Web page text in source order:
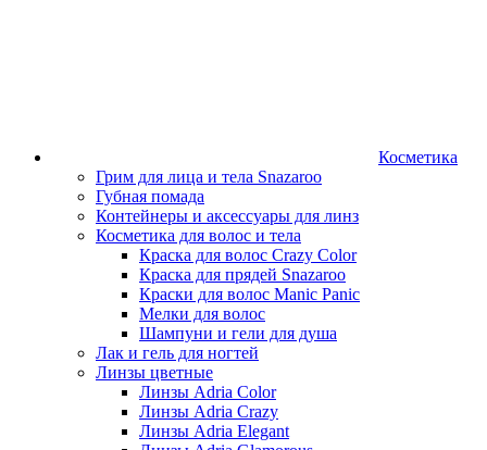
Косметика
Грим для лица и тела Snazaroo
Губная помада
Контейнеры и аксессуары для линз
Косметика для волос и тела
Краска для волос Crazy Color
Краска для прядей Snazaroo
Краски для волос Manic Panic
Мелки для волос
Шампуни и гели для душа
Лак и гель для ногтей
Линзы цветные
Линзы Adria Color
Линзы Adria Crazy
Линзы Adria Elegant